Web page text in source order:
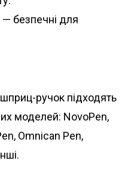
— безпечні для
ручок підходять
моделей: NovoPen,
Omnican Pen,